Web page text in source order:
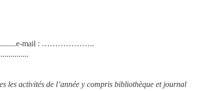
mail : ………………..
les activités de l’année y compris bibliothèque et journal